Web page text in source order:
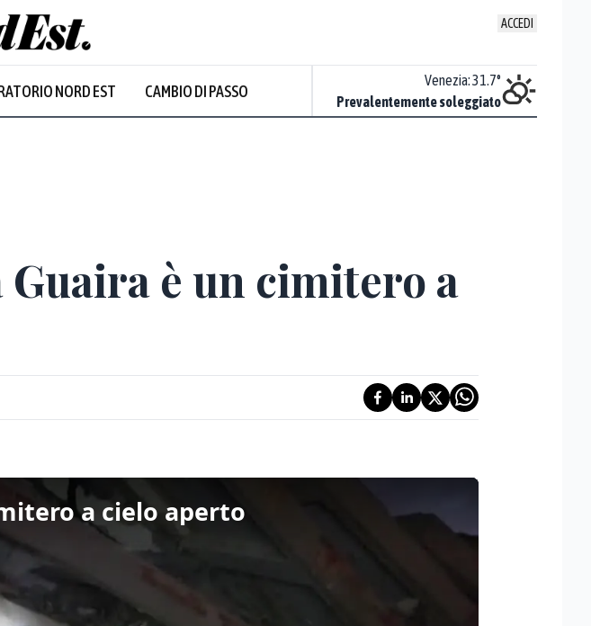
ACCEDI
NORD EST CAMBIO DI PASSO
Sereno
Venezia:31.7°
Prevalentemente soleggiato
è un cimitero a
a cielo aperto